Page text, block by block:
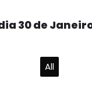
30 de
All